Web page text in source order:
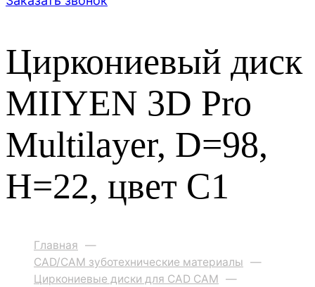
Циркониевый диск
MIIYEN 3D Pro
Multilayer, D=98,
H=22, цвет C1
Главная —
CAD/CAM зуботехнические материалы —
Циркониевые диски для CAD CAM —